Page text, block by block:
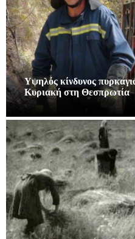
Υψηλός κίνδυνος
Κυριακή στη Θεσπρωτία